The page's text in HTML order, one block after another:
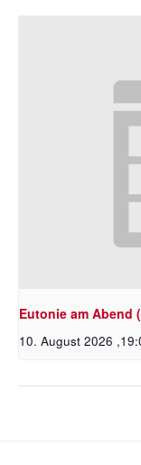
Eutonie am Abend
10. August 2026